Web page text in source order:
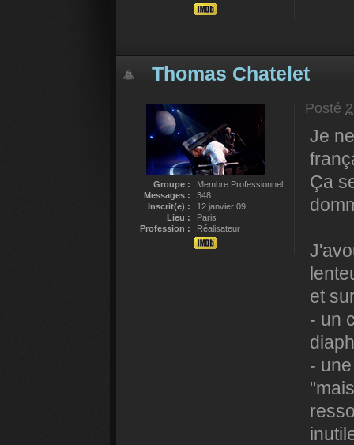
Thomas Chatelet
Groupe :
Membre Professionnel
Messages :
348
Inscrit(e) :
12 janvier 09
Lieu :
Paris
Profession :
Réalisateur
Posté
Je
Ça
et
- un
-